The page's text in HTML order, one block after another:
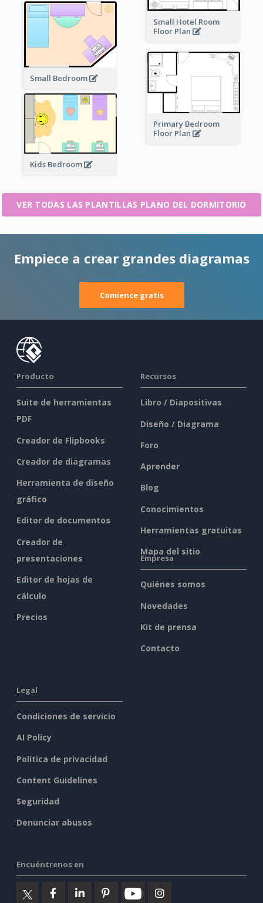
Small Hotel Room
Floor Plan
Small Bedroom
Primary Bedroom
Floor Plan
Kids Bedroom
VER TODAS LAS PLANTILLAS PLANO DEL DORMITORIO
Empiece a crear grandes diagramas
Comience gratis
Producto
Suite de herramientas
PDF
Creador de Flipbooks
Creador de diagramas
Herramienta de diseño
gráfico
Editor de documentos
Creador de
presentaciones
Editor de hojas de
cálculo
Precios
Recursos
Libro / Diapositivas
Diseño / Diagrama
Foro
Aprender
Blog
Conocimientos
Herramientas gratuitas
Mapa del sitio
Empresa
Quiénes somos
Novedades
Kit de prensa
Contacto
Legal
Condiciones de servicio
AI Policy
Política de privacidad
Content Guidelines
Seguridad
Denunciar abusos
Encuéntrenos en